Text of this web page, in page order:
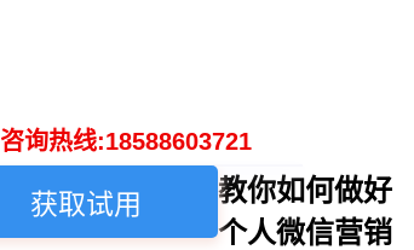
咨询热线:18588603721
获取试用
教你如何做好
个人微信营销